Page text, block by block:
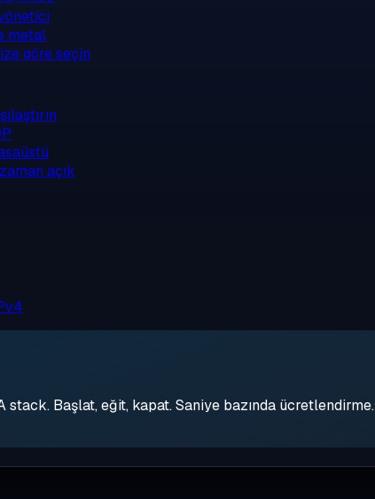
metal
göre seçin
açık
Başlat, eğit, kapat. Saniye bazında ücretlendirme.